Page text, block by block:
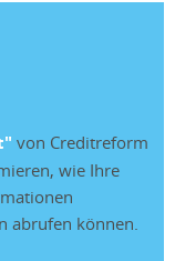
von Creditreform
wie Ihre
abrufen können.